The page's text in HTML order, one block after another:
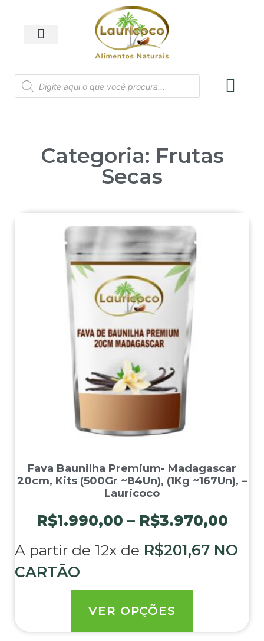
Categoria: Frutas
Secas
Fava Baunilha Premium- Madagascar
20cm, Kits (500Gr ~84Un), (1Kg ~167Un), –
Lauricoco
R$1.990,00 – R$3.970,00
A partir de 12x de R$201,67 NO
CARTÃO
VER OPÇÕES